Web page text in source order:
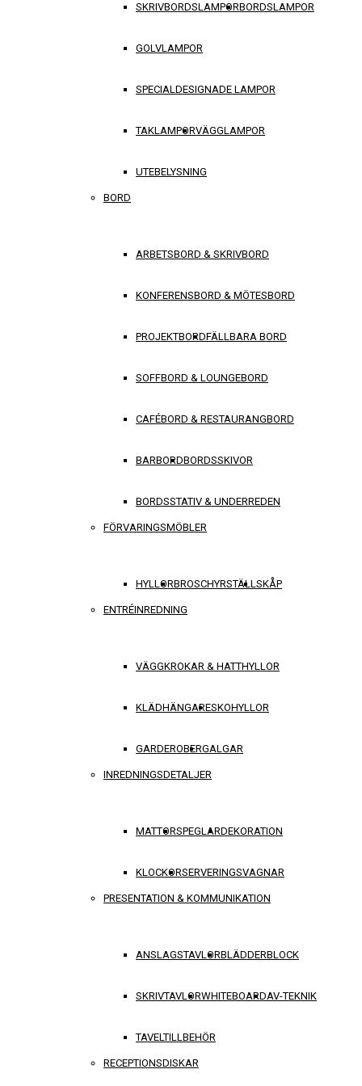
SKRIVBORDSLAMPORBORDSLAMPOR
GOLVLAMPOR
SPECIALDESIGNADE LAMPOR
TAKLAMPORVÄGGLAMPOR
UTEBELYSNING
BORD
ARBETSBORD & SKRIVBORD
KONFERENSBORD & MÖTESBORD
PROJEKTBORDFÄLLBARA BORD
SOFFBORD & LOUNGEBORD
CAFÉBORD & RESTAURANGBORD
BARBORDBORDSSKIVOR
BORDSSTATIV & UNDERREDEN
FÖRVARINGSMÖBLER
HYLLORBROSCHYRSTÄLLSKÅP
ENTRÉINREDNING
VÄGGKROKAR & HATTHYLLOR
KLÄDHÄNGARESKOHYLLOR
GARDEROBERGALGAR
INREDNINGSDETALJER
MATTORSPEGLARDEKORATION
KLOCKORSERVERINGSVAGNAR
PRESENTATION & KOMMUNIKATION
ANSLAGSTAVLORBLÄDDERBLOCK
SKRIVTAVLORWHITEBOARDAV-TEKNIK
TAVELTILLBEHÖR
RECEPTIONSDISKAR